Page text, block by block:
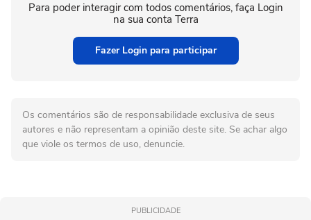
Para poder interagir com todos comentários, faça Login
na sua conta Terra
Fazer Login para participar
Os comentários são de responsabilidade exclusiva de seus
autores e não representam a opinião deste site. Se achar algo
que viole os termos de uso, denuncie.
PUBLICIDADE